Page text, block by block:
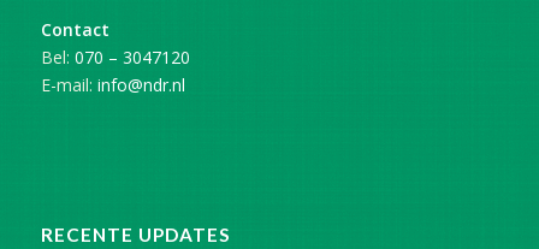
Contact
Bel: 070 – 3047120
E-mail: info@ndr.nl
RECENTE UPDATES